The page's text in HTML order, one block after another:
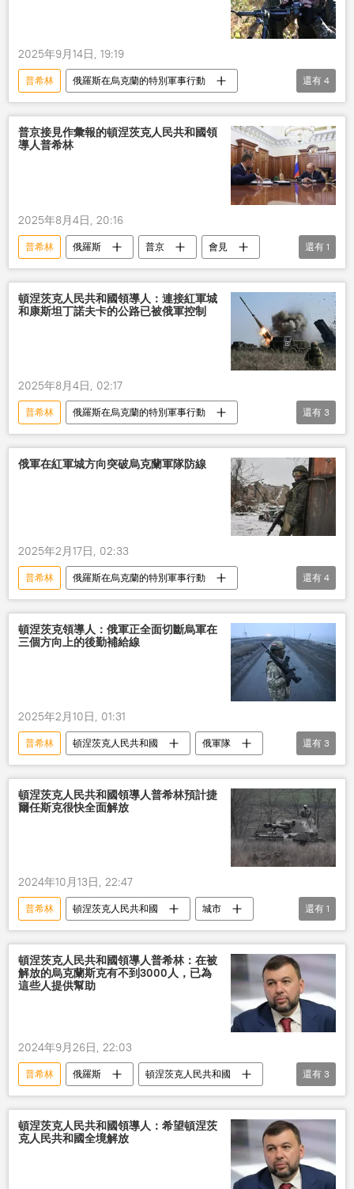
2025年9月14日, 19:19
普希林
俄羅斯在烏克蘭的特別軍事行動
俄軍隊
安全區
解放
定居點
還有 4
普京接見作彙報的頓涅茨克人民共和國領
導人普希林
2025年8月4日, 20:16
普希林 俄羅斯 普京
會見
頓涅茨克人民共和國
還有 1
頓涅茨克人民共和國領導人：連接紅軍城
和康斯坦丁諾夫卡的公路已被俄軍控制
2025年8月4日, 02:17
普希林
俄羅斯在烏克蘭的特別軍事行動
頓涅茨克人民共和國
俄軍隊 解放
還有 3
俄軍在紅軍城方向突破烏克蘭軍隊防線
2025年2月17日, 02:33
普希林
俄羅斯在烏克蘭的特別軍事行動
頓涅茨克人民共和國
俄軍隊
切斷
公路
還有 4
頓涅茨克領導人：俄軍正全面切斷烏軍在
三個方向上的後勤補給線
2025年2月10日, 01:31
普希林 頓涅茨克人民共和國
俄軍隊
切斷
烏軍 公路
還有 3
頓涅茨克人民共和國領導人普希林預計捷
爾任斯克很快全面解放
2024年10月13日, 22:47
普希林 頓涅茨克人民共和國
城市
解放
還有 1
頓涅茨克人民共和國領導人普希林：在被
解放的烏克蘭斯克有不到3000人，已為
這些人提供幫助
2024年9月26日, 22:03
普希林 俄羅斯
頓涅茨克人民共和國
解放
居民點 幫助
還有 3
頓涅茨克人民共和國領導人：希望頓涅茨
克人民共和國全境解放